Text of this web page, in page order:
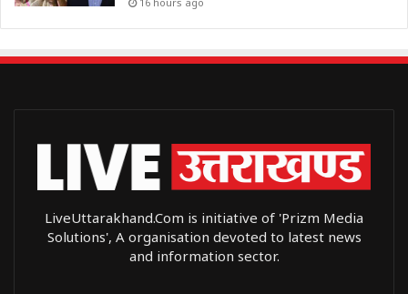
LiveUttarakhand.Com is initiative of 'Prizm Media
Solutions', A organisation devoted to latest news
and information sector.